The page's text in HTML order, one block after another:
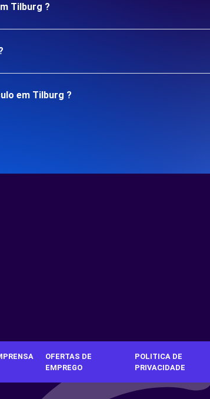
Tilburg ?
em Tilburg ?
OFERTAS DE
EMPREGO
POLITICA DE
PRIVACIDADE